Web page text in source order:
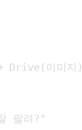
Drive(이미지
팔려?"